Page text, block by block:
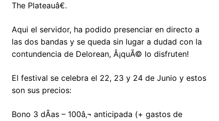
The Plateauâ€.
Aqui el servidor, ha podido presenciar en directo a
las dos bandas y se queda sin lugar a dudad con la
contundencia de Delorean, Â¡quÃ© lo disfruten!
El festival se celebra el 22, 23 y 24 de Junio y estos
son sus precios:
Bono 3 dÃ­as – 100â‚¬ anticipada (+ gastos de